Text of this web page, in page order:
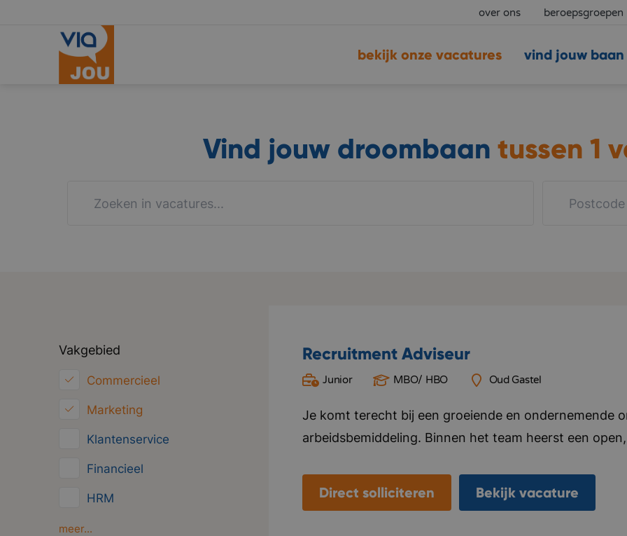
over ons beroepsgroepen
vind jouw baan
bekijk onze vacatures
Vind jouw droombaan tussen 1
Vakgebied
Commercieel
Marketing
Klantenservice
Financieel
HRM
Inkoop/Logistiek
meer...
Recruitment Adviseur
Junior MBO/ HBO Oud Gastel
Je komt terecht bij een groeiende en ondernemende
arbeidsbemiddeling. Binnen het team heerst een
ontwikkelen, terwijl je kunt rekenen op goede
Direct solliciteren Bekijk vacature